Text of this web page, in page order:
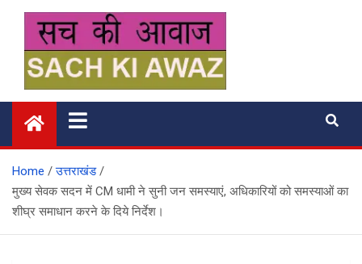
content
सच की आवाज
Home
उत्तराखंड
मुख्य सेवक सदन में CM धामी ने सुनी जन समस्याएं, अधिकारियों को समस्याओं का
शीघ्र समाधान करने के दिये निर्देश।